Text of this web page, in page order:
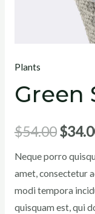
Plants
Green
$54.00$
Neque porro
amet, consectetur
modi tempora
quisquam est, qui